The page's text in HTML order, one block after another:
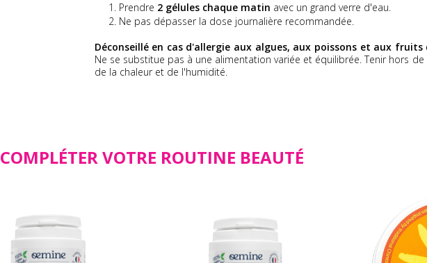
Prendre 2 gélules chaque matin avec un grand verre d'eau.
Ne pas dépasser la dose journalière recommandée.
Déconseillé en cas d'allergie aux algues, aux poissons et aux fruits
Ne se substitue pas à une alimentation variée et équilibrée. Tenir hors
de la chaleur et de l'humidité.
COMPLÉTER VOTRE ROUTINE BEAUTÉ